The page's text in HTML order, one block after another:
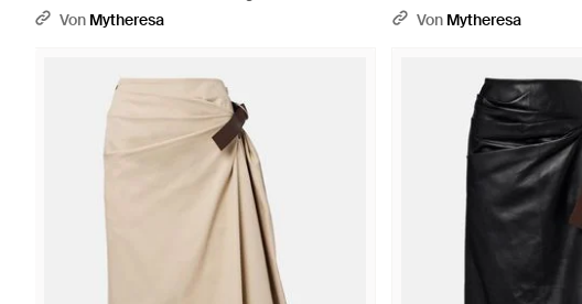
Von Mytheresa
Von Mytheresa